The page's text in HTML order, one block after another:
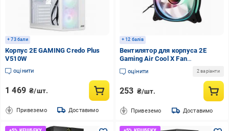
+ 73 бали
Корпус 2E GAMING Credo Plus
V510W
оцінити
1 469 ₴/шт.
Привеземо Доставимо
+ 12 балів
Вентилятор для корпуса 2E
Gaming Air Cool X Fan
ACF120XB-ARGB
оцінити 2 варіанти
253 ₴/шт.
Привеземо Доставимо